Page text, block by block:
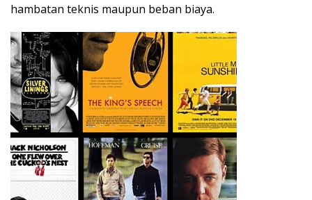
hambatan teknis maupun beban biaya.